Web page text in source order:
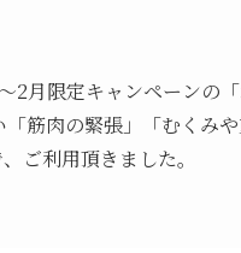
2月限定キャンペーンの
筋肉の緊張」「むくみ
ご利用頂きました。